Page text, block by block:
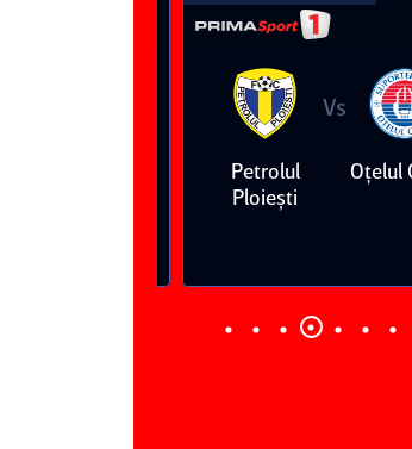
Petrolul
Ploieşti
Oţelul